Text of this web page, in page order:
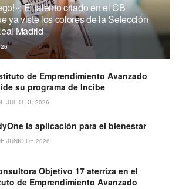
El talento criado en el CB
ya viste los colores de la Selección
Madrid
de Emprendimiento Avanzado
su programa de Incibe
JULIO DE 2026
la aplicación para el bienestar
JUNIO DE 2026
Objetivo 17 aterriza en el
de Emprendimiento Avanzado